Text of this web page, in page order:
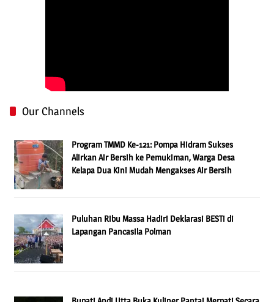
Our Channels
Program TMMD Ke-121: Pompa Hidram Sukses
Alirkan Air Bersih ke Pemukiman, Warga Desa
Kelapa Dua Kini Mudah Mengakses Air Bersih
Puluhan Ribu Massa Hadiri Deklarasi BESTi di
Lapangan Pancasila Polman